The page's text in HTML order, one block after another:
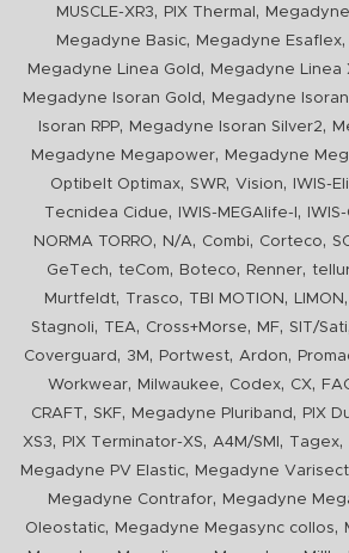
MUSCLE-XR3, PIX Thermal ,
Megadyne Basic, Megadyne Esaflex,
Megadyne Linea Gold , Megadyne Linea
Megadyne Isoran Gold , Megadyne
Isoran RPP, Megadyne Isoran Silver2,
Megadyne Megapower, Megadyne
Optibelt Optimax, SWR, Vision, IWIS-
Tecnidea Cidue, IWIS-MEGAlife-I ,
NORMA TORRO, N/A, Combi, Corteco,
GeTech, teCom, Boteco, Renner,
Murtfeldt, Trasco, TBI MOTION , LIMON ,
Stagnoli, TEA, Cross+Morse, MF, SIT/Sati
Coverguard , 3M , Portwest, Ardon,
Workwear, Milwaukee, Codex, CX,
CRAFT, SKF, Megadyne Pluriband , PIX
XS3, PIX Terminator-XS, A4M/SMI , Tagex,
Megadyne PV Elastic, Megadyne Varisect
Megadyne Contrafor, Megadyne
Oleostatic, Megadyne Megasync collos,